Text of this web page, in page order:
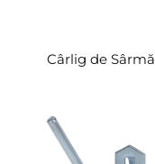
Cârlig de Sârmă